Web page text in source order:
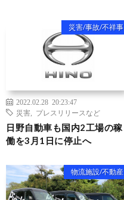
災害/事故/不祥事
2022.02.28 20:23:47
災害
プレスリリースなど
日野自動車も国内2工場の稼
働を3月1日に停止へ
物流施設/不動産